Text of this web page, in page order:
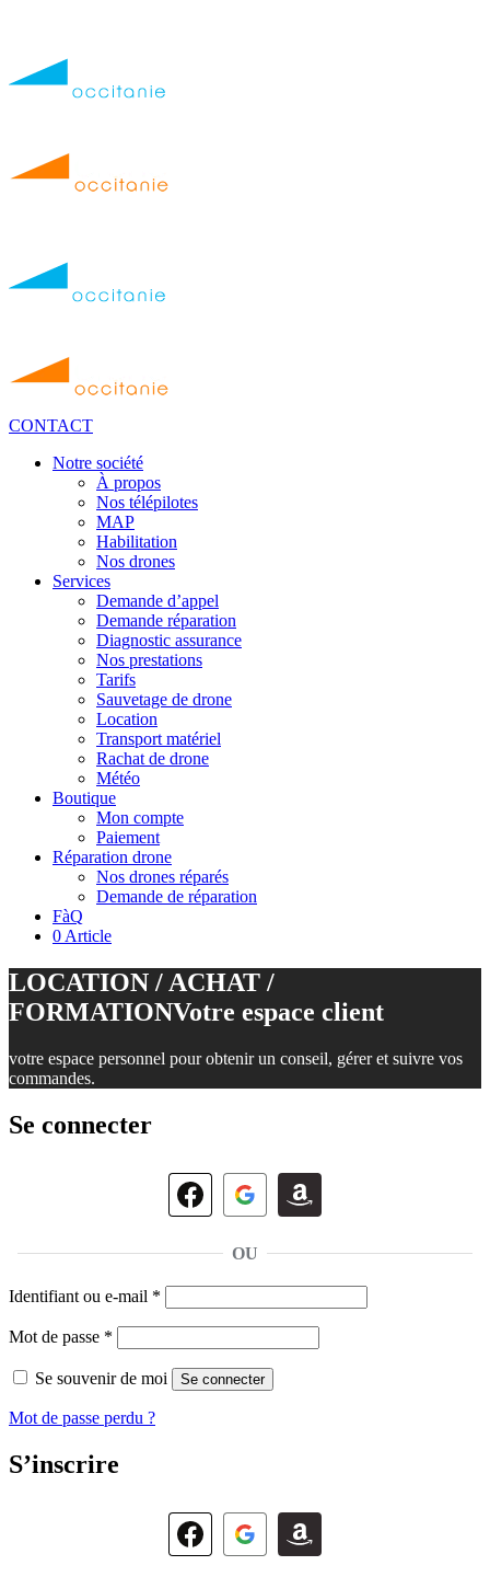
CONTACT
Notre société
À propos
Nos télépilotes
MAP
Habilitation
Nos drones
Services
Demande d’appel
Demande réparation
Diagnostic assurance
Nos prestations
Tarifs
Sauvetage de drone
Location
Transport matériel
Rachat de drone
Météo
Boutique
Mon compte
Paiement
Réparation drone
Nos drones réparés
Demande de réparation
FàQ
0 Article
LOCATION / ACHAT /
FORMATIONVotre espace client
votre espace personnel pour obtenir un conseil, gérer et suivre vos
commandes.
Se connecter
OU
Identifiant ou e-mail *
Mot de passe *
Se souvenir de moi Se connecter
Mot de passe perdu ?
S’inscrire
transport
Colissimo gratuit
jusqu’à 20 € 💶
Livraison
Colissimo en